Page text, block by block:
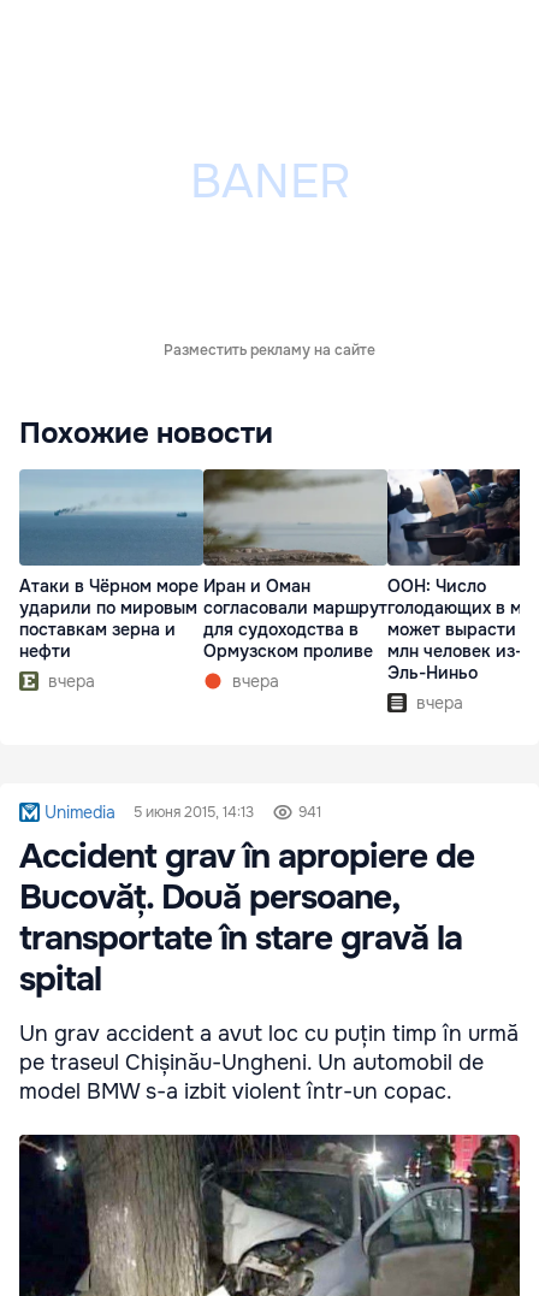
Разместить рекламу на сайте
Похожие новости
Атаки в Чёрном море
ударили по мировым
поставкам зерна и
нефти
вчера
Иран и Оман
согласовали маршрут
для судоходства в
Ормузском проливе
вчера
ООН: Число
голодающих в
может вырасти
млн человек из-за
Эль-Ниньо
вчера
Unimedia 5 июня 2015, 14:13 941
Accident grav în apropiere de
Bucovăț. Două persoane,
transportate în stare gravă la
spital
Un grav accident a avut loc cu puțin timp în urmă
pe traseul Chișinău-Ungheni. Un automobil de
model BMW s-a izbit violent într-un copac.